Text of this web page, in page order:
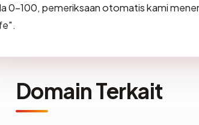
0-100, pemeriksaan otomatis kami
Domain Terkait